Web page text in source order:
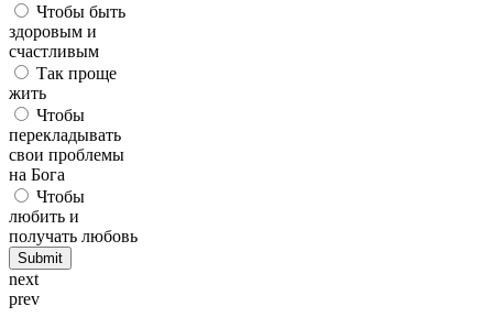
Чтобы быть
здоровым и
счастливым
Так проще
жить
Чтобы
перекладывать
свои проблемы
на Бога
Чтобы
любить и
получать любовь
next
prev